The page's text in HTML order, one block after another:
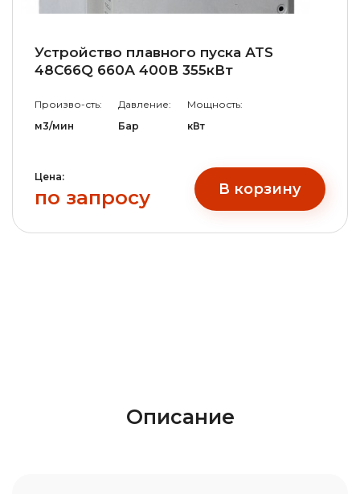
Устройство плавного пуска АТS
48С66Q 660А 400В 355кВт
Произво-сть:
м3/мин
Давление:
Бар
Мощность:
кВт
Цена:
по запросу В корзину
Описание